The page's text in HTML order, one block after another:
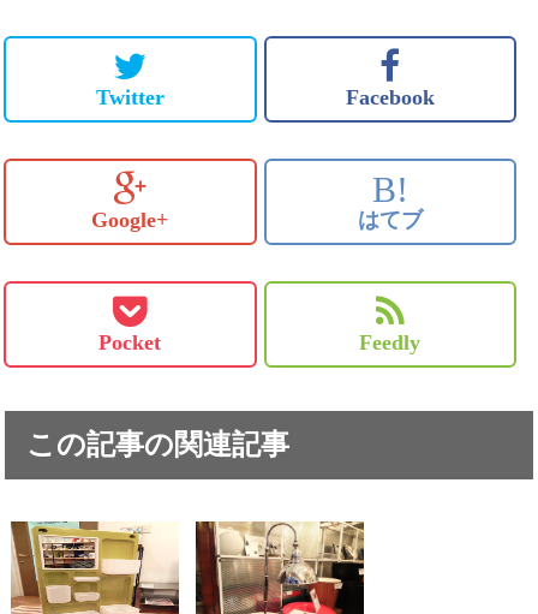
Twitter Facebook
Google+
B!
はてブ
Pocket Feedly
この記事の関連記事